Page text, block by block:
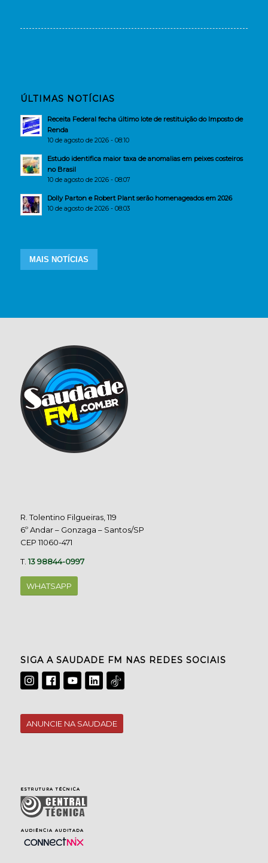
ÚLTIMAS NOTÍCIAS
Receita Federal fecha último lote de restituição do Imposto de
Renda
10 de agosto de 2026 - 08:10
Estudo identifica maior taxa de anomalias em peixes costeiros
no Brasil
10 de agosto de 2026 - 08:07
Dolly Parton e Robert Plant serão homenageados em 2026
10 de agosto de 2026 - 08:03
MAIS NOTÍCIAS
R. Tolentino Filgueiras, 119
6º Andar – Gonzaga – Santos/SP
CEP 11060-471
T.13 98844-0997
WHATSAPP
SIGA A SAUDADE FM NAS REDES SOCIAIS
ANUNCIE NA SAUDADE